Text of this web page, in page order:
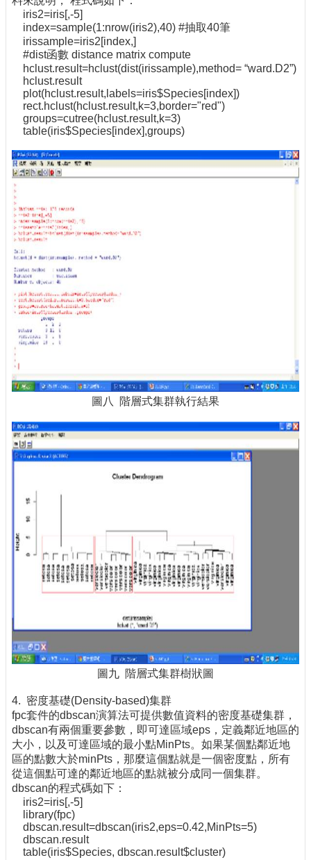
iris2=iris[,-5]
index=sample(1:nrow(iris2),40) #抽取40筆
irissample=iris2[index,]
#dist函數 distance matrix compute
hclust.result=hclust(dist(irissample),method= “ward.D2”)
hclust.result
plot(hclust.result,labels=iris$Species[index])
rect.hclust(hclust.result,k=3,border="red")
groups=cutree(hclust.result,k=3)
table(iris$Species[index],groups)
圖八 階層式集群執行結果
圖九 階層式集群樹狀圖
4. 密度基礎(Density-based)集群
fpc套件的dbscan演算法可提供數值資料的密度基礎集群，
dbscan有兩個重要參數，即可達區域eps，定義鄰近地區的
大小，以及可達區域的最小點MinPts。如果某個點鄰近地
區的點數大於minPts，那麼這個點就是一個密度點，所有
從這個點可達的鄰近地區的點就被分成同一個集群。
dbscan的程式碼如下：
iris2=iris[,-5]
library(fpc)
dbscan.result=dbscan(iris2,eps=0.42,MinPts=5)
dbscan.result
table(iris$Species, dbscan.result$cluster)